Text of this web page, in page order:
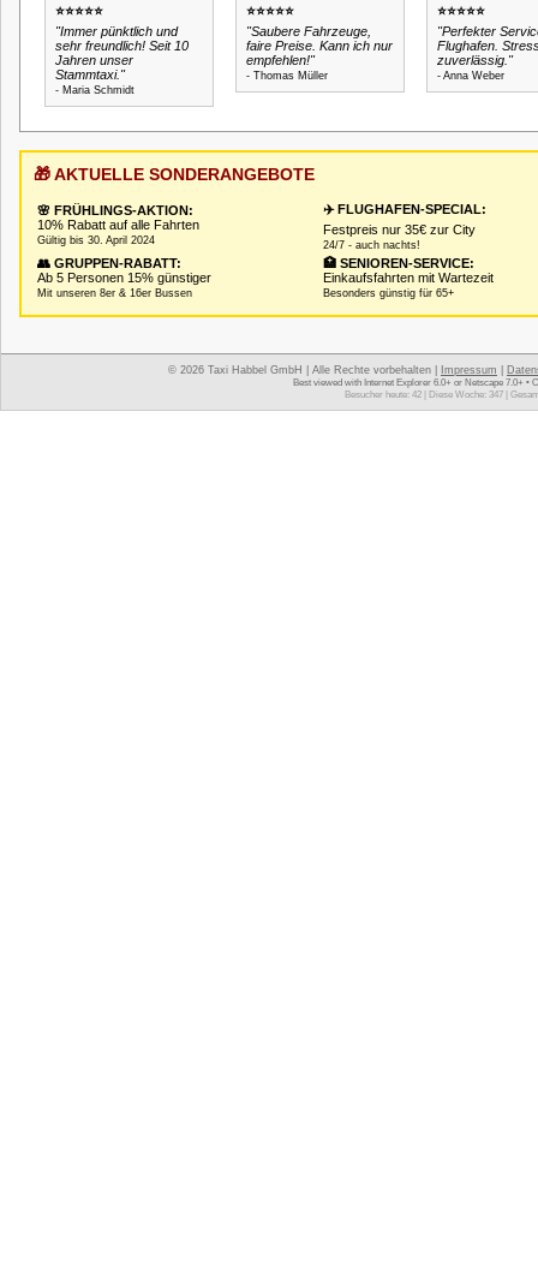
⭐⭐⭐⭐⭐
"Immer pünktlich und
sehr freundlich! Seit 10
Jahren unser
Stammtaxi."
- Maria Schmidt
⭐⭐⭐⭐⭐
"Saubere Fahrzeuge,
faire Preise. Kann ich nur
empfehlen!"
- Thomas Müller
⭐⭐⭐⭐⭐
"Perfekter
Flughafen.
zuverlässig."
- Anna Weber
🎁 AKTUELLE SONDERANGEBOTE
🌸 FRÜHLINGS-AKTION:
10% Rabatt auf alle Fahrten
Gültig bis 30. April 2024
✈️ FLUGHAFEN-SPECIAL:
Festpreis nur 35€ zur City
24/7 - auch nachts!
👥 GRUPPEN-RABATT:
Ab 5 Personen 15% günstiger
Mit unseren 8er & 16er Bussen
🏥 SENIOREN-SERVICE:
Einkaufsfahrten mit Wartezeit
Besonders günstig für 65+
© 2026 Taxi Habbel GmbH | Alle Rechte vorbehalten | Impressum
Best viewed with Internet Explorer 6.0+ or Netscape 7.0+ •
Besucher heute: 42 | Diese Woche: 347 |